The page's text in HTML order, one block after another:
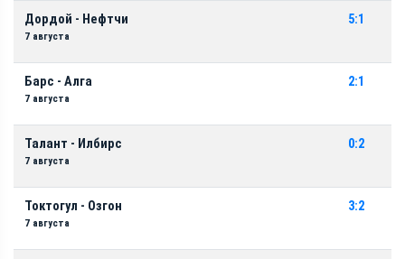
Дордой - Нефтчи
7 августа
5:1
Барс - Алга
7 августа
2:1
Талант - Илбирс
7 августа
0:2
Токтогул - Озгон
7 августа
3:2